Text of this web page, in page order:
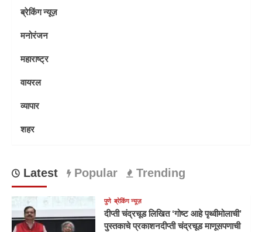
ब्रेकिंग न्यूज़
मनोरंजन
महाराष्ट्र
वायरल
व्यापार
शहर
Latest Popular Trending
पुणे ब्रेकिंग न्यूज़
दीप्ती चंद्रचूड लिखित ‘गोष्ट आहे पृथ्वीमोलाची’
पुस्तकाचे प्रकाशनदीप्ती चंद्रचूड माणूसपणाची